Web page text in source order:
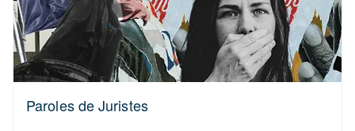
Paroles de Juristes